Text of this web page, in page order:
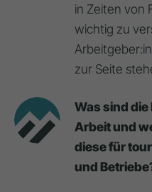
in Zeiten von
wichtig zu
zur Seite
Was sind
Arbeit und
diese für
und